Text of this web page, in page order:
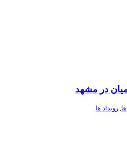
در مشهد
, رویداد ها